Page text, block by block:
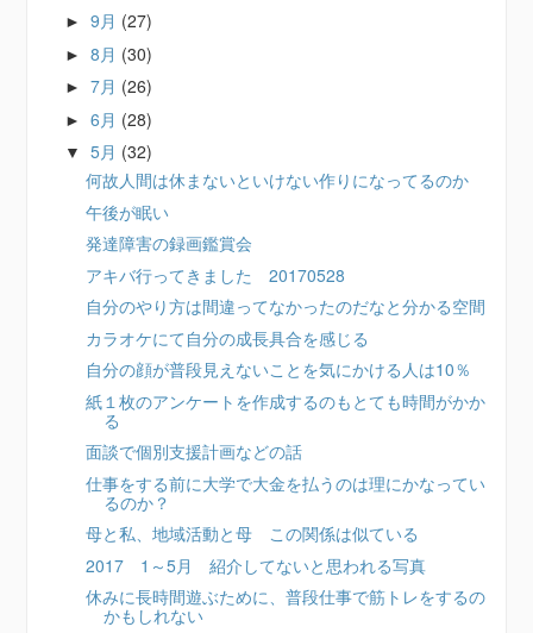
►9月 (27)
►8月 (30)
►7月 (26)
►6月 (28)
▼5月 (32)
何故人間は休まないといけない作りになってるのか
午後が眠い
発達障害の録画鑑賞会
アキバ行ってきました 20170528
自分のやり方は間違ってなかったのだなと分かる空間
カラオケにて自分の成長具合を感じる
自分の顔が普段見えないことを気にかける人は10％
紙１枚のアンケートを作成するのもとても時間がかか
る
面談で個別支援計画などの話
仕事をする前に大学で大金を払うのは理にかなってい
るのか？
母と私、地域活動と母 この関係は似ている
2017 1～5月 紹介してないと思われる写真
休みに長時間遊ぶために、普段仕事で筋トレをするの
かもしれない